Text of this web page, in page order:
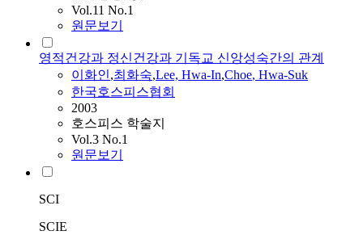
Vol.11 No.1
원문보기
영적건강과 정신건강과 기독교 신앙성숙간의 관계
이화인,최화숙,Lee, Hwa-In,Choe, Hwa-Suk
한국호스피스협회
2003
호스피스 학술지
Vol.3 No.1
원문보기
SCI
SCIE